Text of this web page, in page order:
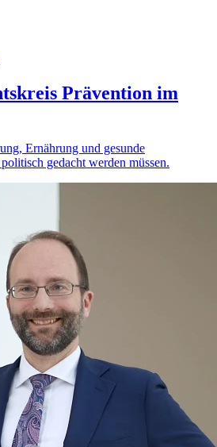
Prävention im
Ernährung und gesunde
gedacht werden müssen.